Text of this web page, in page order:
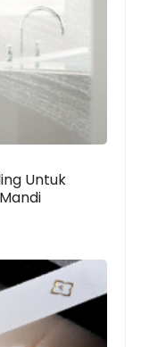
Untuk